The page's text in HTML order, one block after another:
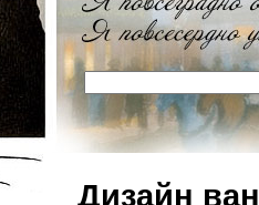
Дизайн